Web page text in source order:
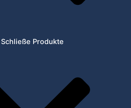
Schließe Produkte